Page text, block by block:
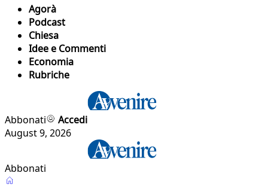
Agorà
Podcast
Chiesa
Idee e Commenti
Economia
Rubriche
Abbonati
Accedi
August 9, 2026
Abbonati